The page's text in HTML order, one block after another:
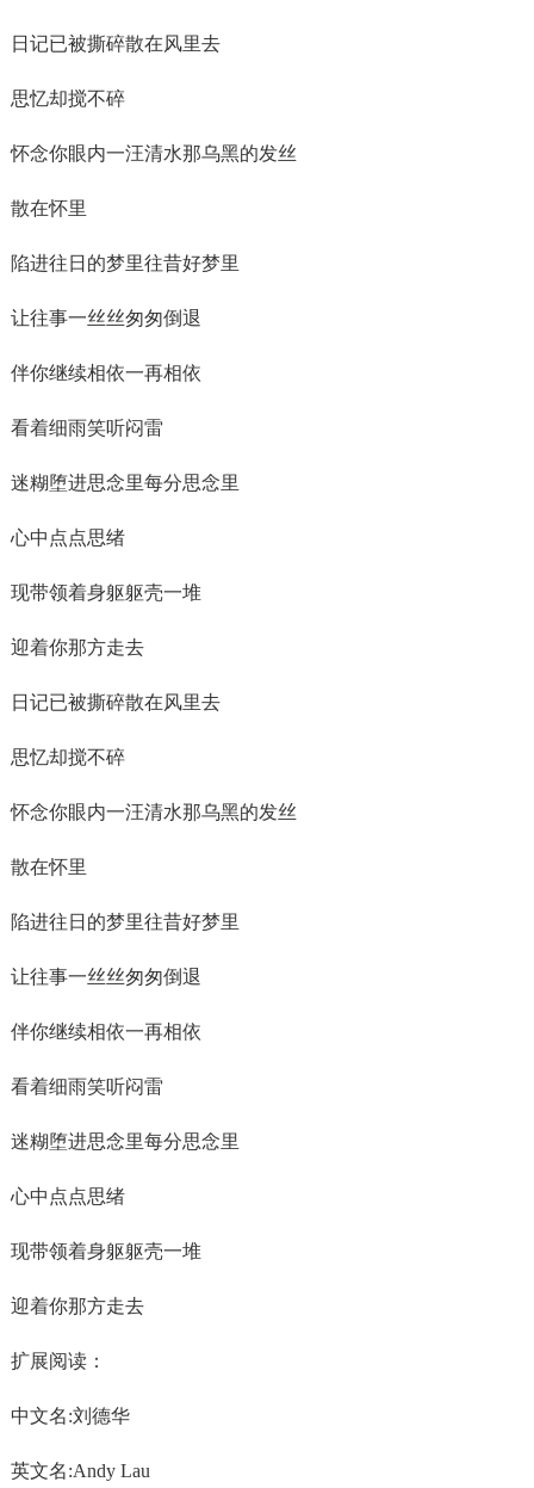
日记已被撕碎散在风里去
思忆却搅不碎
怀念你眼内一汪清水那乌黑的发丝
散在怀里
陷进往日的梦里往昔好梦里
让往事一丝丝匆匆倒退
伴你继续相依一再相依
看着细雨笑听闷雷
迷糊堕进思念里每分思念里
心中点点思绪
现带领着身躯躯壳一堆
迎着你那方走去
日记已被撕碎散在风里去
思忆却搅不碎
怀念你眼内一汪清水那乌黑的发丝
散在怀里
陷进往日的梦里往昔好梦里
让往事一丝丝匆匆倒退
伴你继续相依一再相依
看着细雨笑听闷雷
迷糊堕进思念里每分思念里
心中点点思绪
现带领着身躯躯壳一堆
迎着你那方走去
扩展阅读：
中文名:刘德华
英文名:Andy Lau